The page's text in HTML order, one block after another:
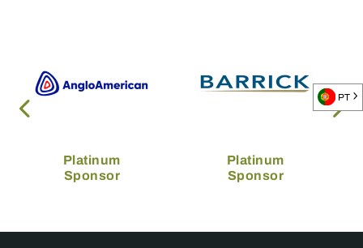
Platinum
Sponsor
Platinum
Sponsor
PT